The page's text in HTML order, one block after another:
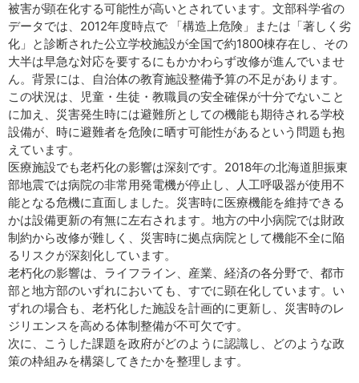
被害が顕在化する可能性が高いとされています。文部科学省の
データでは、2012年度時点で 「構造上危険」または「著しく劣
化」と診断された公立学校施設が全国で約1800棟存在し、その
大半は早急な対応を要するにもかかわらず改修が進んでいませ
ん。背景には、自治体の教育施設整備予算の不足があります。
この状況は、児童・生徒・教職員の安全確保が十分でないこと
に加え、災害発生時には避難所としての機能も期待される学校
設備が、時に避難者を危険に晒す可能性があるという問題も抱
えています。
医療施設でも老朽化の影響は深刻です。2018年の北海道胆振東
部地震では病院の非常用発電機が停止し、人工呼吸器が使用不
能となる危機に直面しました。災害時に医療機能を維持できる
かは設備更新の有無に左右されます。地方の中小病院では財政
制約から改修が難しく、災害時に拠点病院として機能不全に陥
るリスクが深刻化しています。
老朽化の影響は、ライフライン、産業、経済の各分野で、都市
部と地方部のいずれにおいても、すでに顕在化しています。い
ずれの場合も、老朽化した施設を計画的に更新し、災害時のレ
ジリエンスを高める体制整備が不可欠です。
次に、こうした課題を政府がどのように認識し、どのような政
策の枠組みを構築してきたかを整理します。